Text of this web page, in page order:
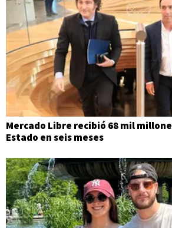
Mercado Libre recibió 68 mil
Estado en seis meses